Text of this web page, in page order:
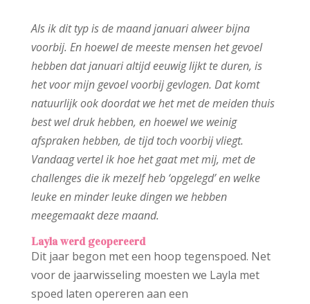
Als ik dit typ is de maand januari alweer bijna
voorbij. En hoewel de meeste mensen het gevoel
hebben dat januari altijd eeuwig lijkt te duren, is
het voor mijn gevoel voorbij gevlogen. Dat komt
natuurlijk ook doordat we het met de meiden thuis
best wel druk hebben, en hoewel we weinig
afspraken hebben, de tijd toch voorbij vliegt.
Vandaag vertel ik hoe het gaat met mij, met de
challenges die ik mezelf heb ‘opgelegd’ en welke
leuke en minder leuke dingen we hebben
meegemaakt deze maand.
Layla werd geopereerd
Dit jaar begon met een hoop tegenspoed. Net
voor de jaarwisseling moesten we Layla met
spoed laten opereren aan een